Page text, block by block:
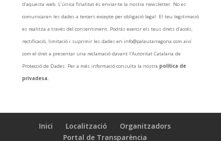
d’aquesta web. L’única finalitat és enviar-te la nostra newsletter. No es
comunicaran les dades a tercers excepte per obligació legal. El teu legitimació
es realitza a través del consentiment. Podràs exercir els teus drets d’accés,
rectificació, limitació i suprimir les dades en info@palautarragona.com així
com el dret a presentar una reclamació davant l’Autoritat Catalana de
Protecció de Dades. Per a més informació consulta la nostra política de
privadesa.
Inici Localització
Organitzadors
Portal de Transparència